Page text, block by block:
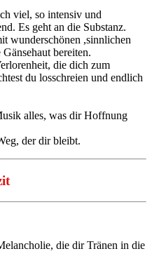
viel, so intensiv und
Es geht an die Substanz.
wunderschönen ,sinnlichen
bereiten.
die dich zum
du losschreien und endlich
alles, was dir Hoffnung
der dir bleibt.
die dir Tränen in die